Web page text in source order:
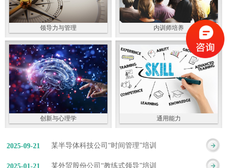
领导力与管理 内训师培养
创新与心理学 通用能力
某半导体科技公司“时间管理”培训
2025-09-21
某外贸股份公司“教练式领导”培训
2025-01-21